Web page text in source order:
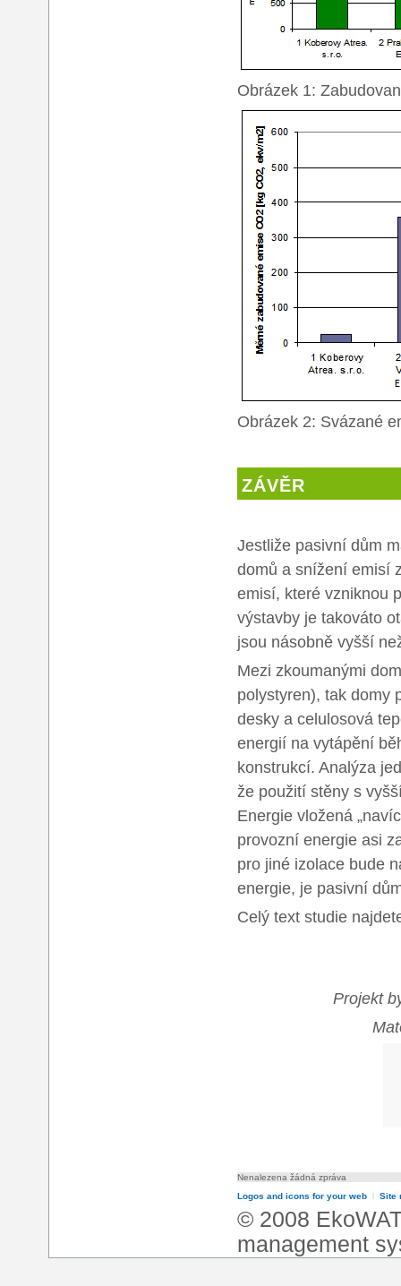
Obrázek 1:
Obrázek 2: Svázané
ZÁVĚR
Jestliže pasivní dům
domů a snížení emisí
emisí, které vzniknou
výstavby je takováto
jsou násobně vyšší
Mezi zkoumanými
polystyren), tak domy
desky a celulosová
energií na vytápění
konstrukcí. Analýza
že použití stěny s
Energie vložená
provozní energie asi
pro jiné izolace bude
energie, je pasivní
Celý text studie
Projekt
Nenalezena žádná zpráva
Logos and icons for your web l Site
© 2008
management